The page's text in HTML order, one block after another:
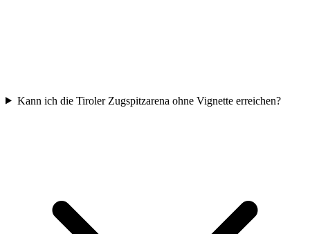
Kann ich die Tiroler Zugspitzarena ohne Vignette erreichen?